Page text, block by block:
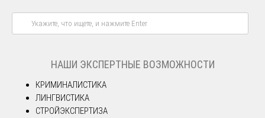
НАШИ ЭКСПЕРТНЫЕ ВОЗМОЖНОСТИ
КРИМИНАЛИСТИКА
ЛИНГВИСТИКА
СТРОЙЭКСПЕРТИЗА